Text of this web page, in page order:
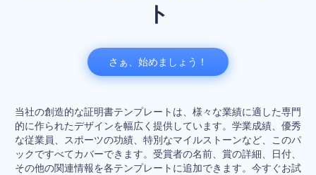
ト
当社の創造的な証明書テンプレートは、様々な業績に適した専門
的に作られたデザインを幅広く提供しています。学業成績、優秀
な従業員、スポーツの功績、特別なマイルストーンなど、このパ
ックですべてカバーできます。受賞者の名前、賞の詳細、日付、
その他の関連情報を各テンプレートに追加できます。今すぐお試
さぁ、始めましょう！